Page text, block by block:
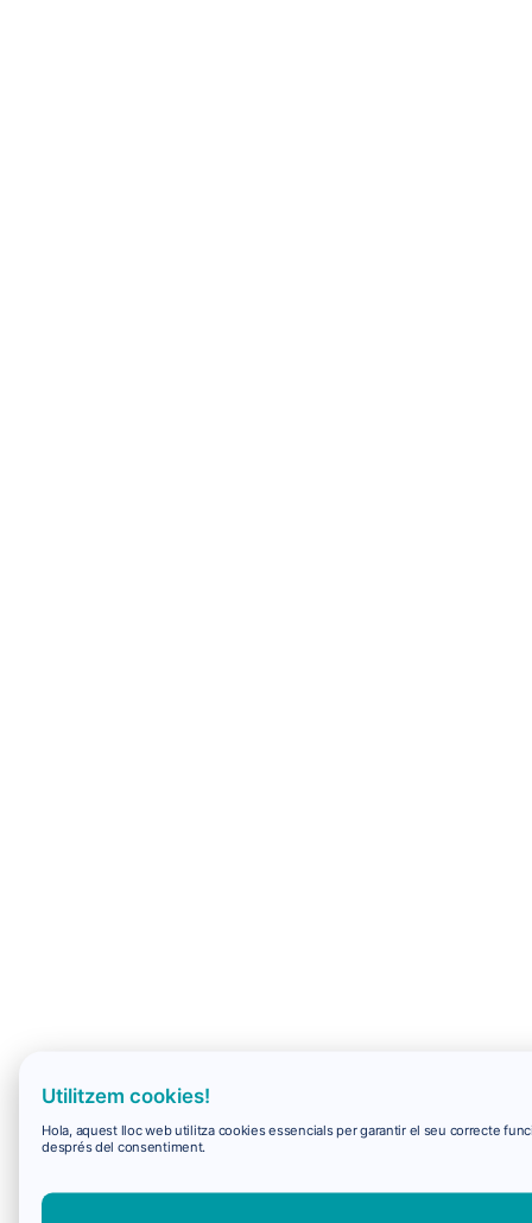
Utilitzem cookies!
Hola, aquest lloc web utilitza cookies essencials per garantir el seu correcte
després del consentiment.